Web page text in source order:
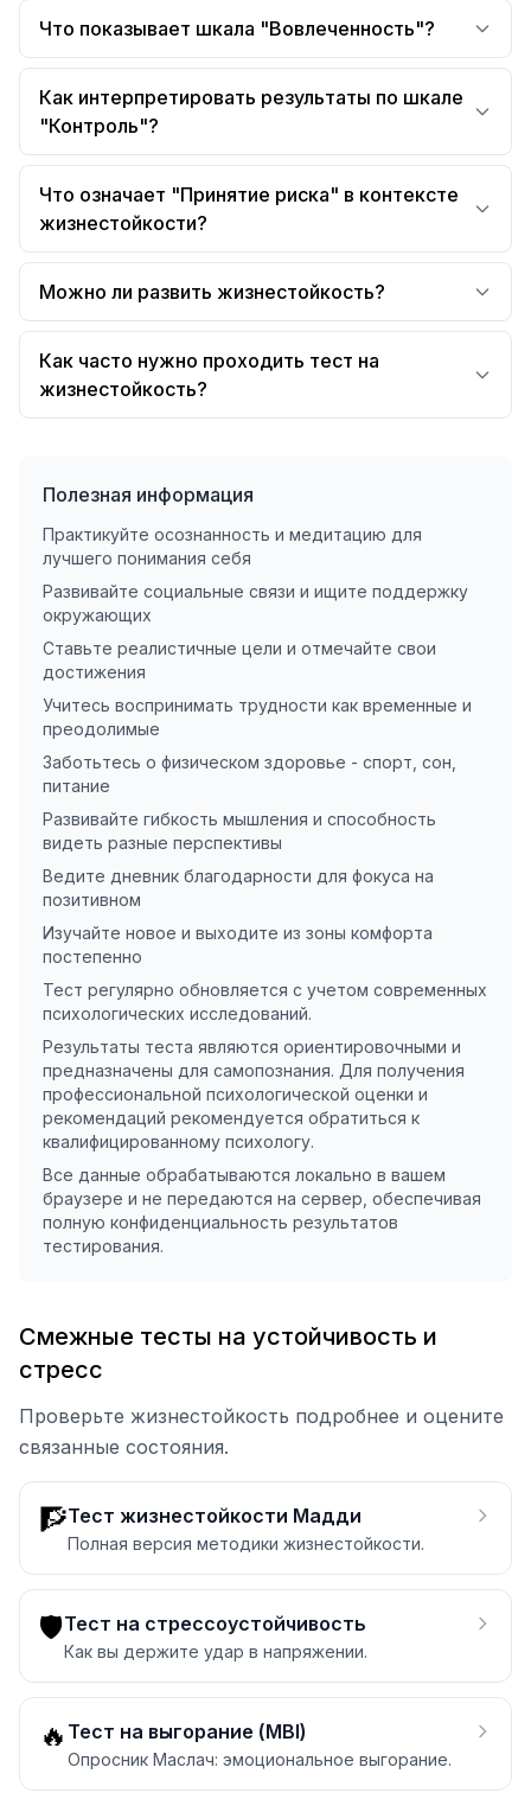
Что показывает шкала "Вовлеченность"?
Как интерпретировать результаты по шкале
"Контроль"?
Что означает "Принятие риска" в контексте
жизнестойкости?
Можно ли развить жизнестойкость?
Как часто нужно проходить тест на
жизнестойкость?
Полезная информация
Практикуйте осознанность и медитацию для
лучшего понимания себя
Развивайте социальные связи и ищите поддержку
окружающих
Ставьте реалистичные цели и отмечайте свои
достижения
Учитесь воспринимать трудности как временные и
преодолимые
Заботьтесь о физическом здоровье - спорт, сон,
питание
Развивайте гибкость мышления и способность
видеть разные перспективы
Ведите дневник благодарности для фокуса на
позитивном
Изучайте новое и выходите из зоны комфорта
постепенно
Тест регулярно обновляется с учетом современных
психологических исследований.
Результаты теста являются ориентировочными и
предназначены для самопознания. Для получения
профессиональной психологической оценки и
рекомендаций рекомендуется обратиться к
квалифицированному психологу.
Все данные обрабатываются локально в вашем
браузере и не передаются на сервер, обеспечивая
полную конфиденциальность результатов
тестирования.
Смежные тесты на устойчивость и
стресс
Проверьте жизнестойкость подробнее и оцените
связанные состояния.
🧗Тест жизнестойкости Мадди
Полная версия методики жизнестойкости.
🛡️Тест на стрессоустойчивость
Как вы держите удар в напряжении.
🔥 Тест на выгорание (MBI)
Опросник Маслач: эмоциональное выгорание.